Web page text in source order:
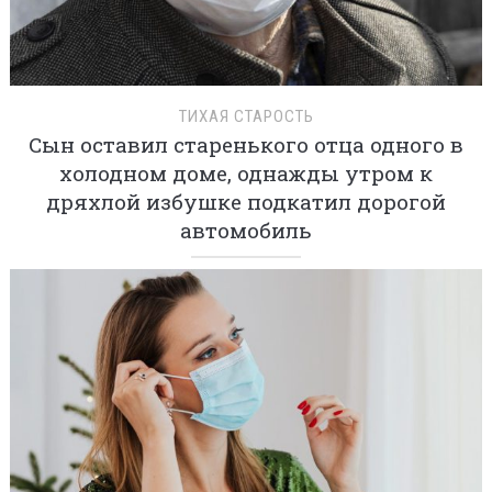
ТИХАЯ СТАРОСТЬ
Сын оставил старенького отца одного в
холодном доме, однажды утром к
дряхлой избушке подкатил дорогой
автомобиль